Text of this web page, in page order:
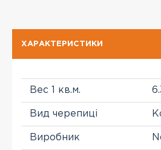
ХАРАКТЕРИСТИКИ
Вес 1 кв.м.
Вид черепиці
Виробник